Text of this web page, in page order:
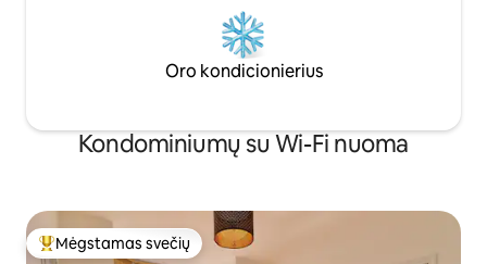
Oro kondicionierius
Kondominiumų su Wi-Fi nuoma
Svečių mėgstamiausias
Mėgstamas svečių